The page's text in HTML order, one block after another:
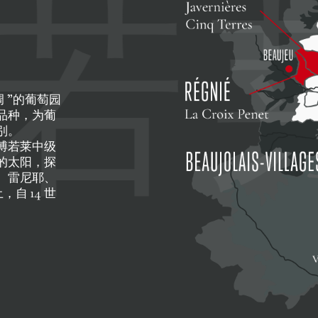
”的葡萄园
种，为葡
若莱中级
太阳，探
尼耶、
自 14 世